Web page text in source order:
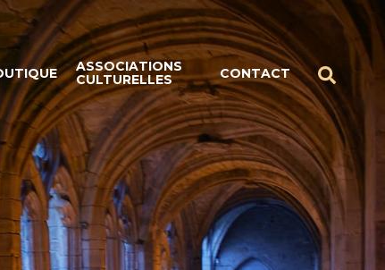
ASSOCIATIONS
CULTURELLES
CONTACT